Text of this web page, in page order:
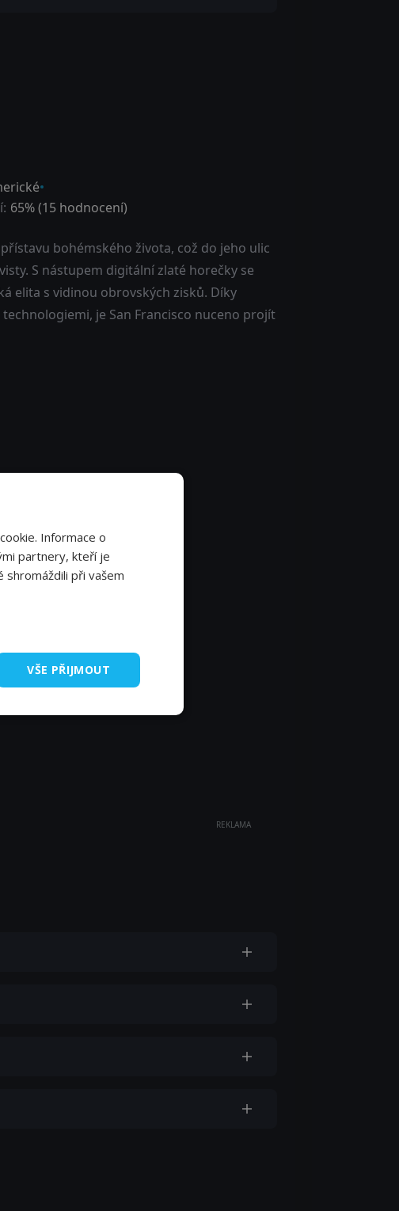
65% (15 hodnocení)
bohémského života, což do jeho ulic
S nástupem digitální zlaté horečky se
elita s vidinou obrovských zisků. Díky
je San Francisco nuceno projít
REKLAMA
Informace o
partnery, kteří je
při vašem
VŠE PŘIJMOUT